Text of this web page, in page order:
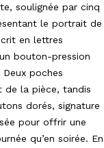
soulignée par cinq
le portrait de
en lettres
bouton-pression
poches
de la pièce, tandis
dorés, signature
pour offrir une
qu’en soirée. En